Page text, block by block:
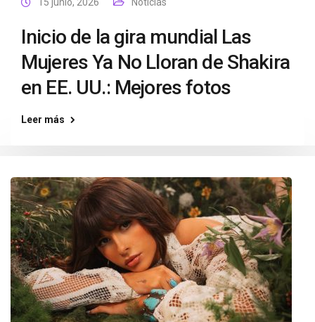
Inicio de la gira mundial Las
Mujeres Ya No Lloran de Shakira
en EE. UU.: Mejores fotos
Leer más